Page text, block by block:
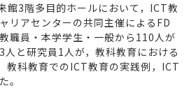
館3階多目的ホールにおいて，ICT教
リアセンターの共同主催によるFD
職員・本学学生・一般から110人が
と研究員1人が，教科教育における
教科教育でのICT教育の実践例，ICT
。